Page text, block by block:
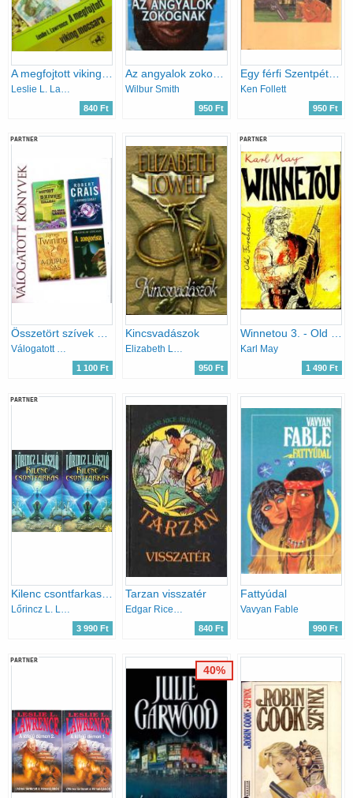
840 Ft
Wilbur Smith
950 Ft
Egy férfi Szentpétervárról
Ken Follett
950 Ft
PARTNER
Összetört szívek szállodája - A kétperces szabály - A dupla sas - A zongorista
Válogatott könyvek
1 100 Ft
Kincsvadászok
Elizabeth Lowell
950 Ft
PARTNER
Winnetou 3. - Old Firehand
Karl May
1 490 Ft
PARTNER
Lőrincz L. László
3 990 Ft
Tarzan visszatér
Edgar Rice Burroughs
840 Ft
Fattyúdal
Vavyan Fable
990 Ft
PARTNER
40%